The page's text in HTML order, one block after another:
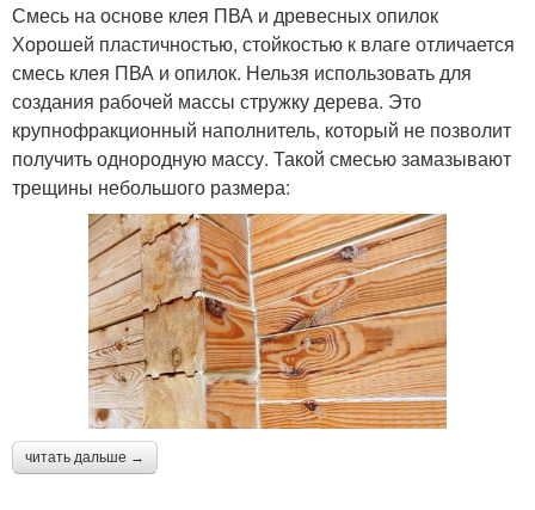
Смесь на основе клея ПВА и древесных опилок
Хорошей пластичностью, стойкостью к влаге отличается
смесь клея ПВА и опилок. Нельзя использовать для
создания рабочей массы стружку дерева. Это
крупнофракционный наполнитель, который не позволит
получить однородную массу. Такой смесью замазывают
трещины небольшого размера:
читать дальше →